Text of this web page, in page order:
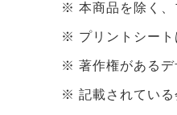
本商品を除く
プリントシー
著作権がある
記載されてい